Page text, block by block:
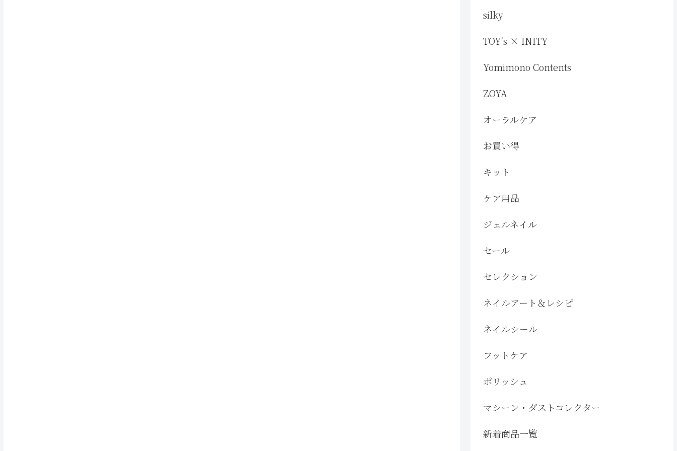
silky
TOY's × INITY
Yomimono Contents
ZOYA
オーラルケア
お買い得
キット
ケア用品
ジェルネイル
セール
セレクション
ネイルアート＆レシピ
ネイルシール
フットケア
ポリッシュ
マシーン・ダストコレクター
新着商品一覧